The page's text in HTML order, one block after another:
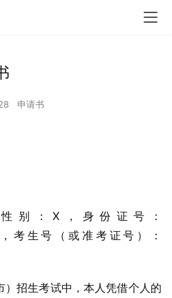
申请书
别：X，身份证号：
，考生号（或准考证号）：
）招生考试中，本人凭借个人的